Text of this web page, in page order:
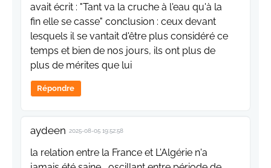
avait écrit : "Tant va la cruche à l'eau qu'à la
fin elle se casse" conclusion : ceux devant
lesquels il se vantait d'être plus considéré ce
temps et bien de nos jours, ils ont plus de
plus de mérites que lui
Répondre
aydeen 2025-08-05 19:52:58
la relation entre la France et L'Algérie n'a